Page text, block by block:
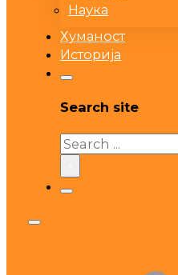
Наука
Хуманост
Историја
Search site
Search